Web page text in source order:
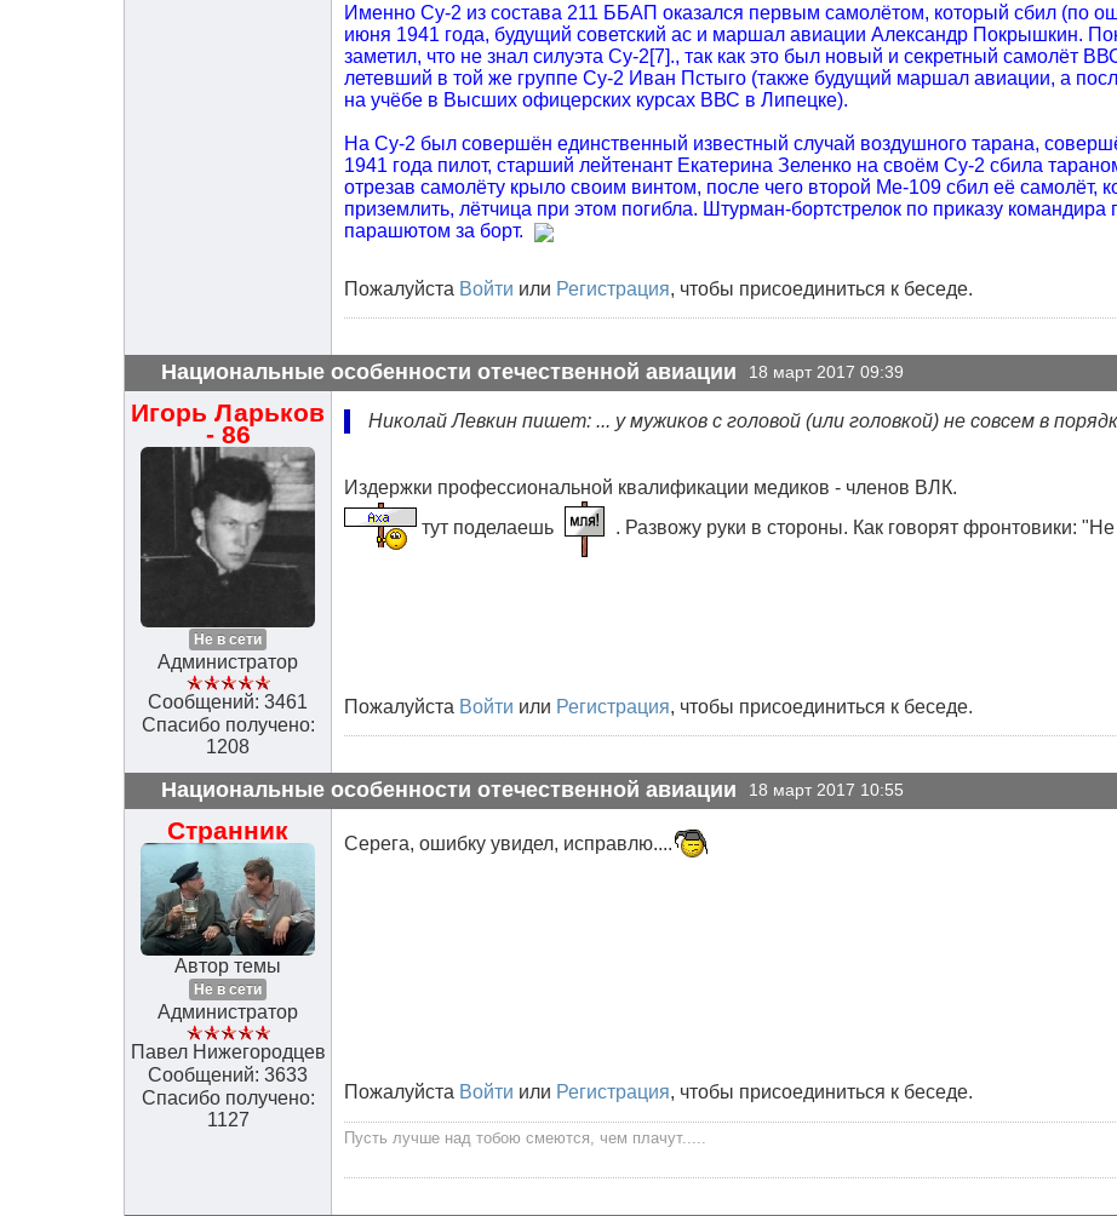
Именно Су-2 из состава 211 ББАП оказался первым самолётом, который сбил (по
июня 1941 года, будущий советский ас и маршал авиации Александр Покрышкин.
заметил, что не знал силуэта Су-2[7]., так как это был новый и секретный самолёт
летевший в той же группе Су-2 Иван Пстыго (также будущий маршал авиации, а
на учёбе в Высших офицерских курсах ВВС в Липецке).
На Су-2 был совершён единственный известный случай воздушного тарана,
1941 года пилот, старший лейтенант Екатерина Зеленко на своём Су-2 сбила
отрезав самолёту крыло своим винтом, после чего второй Me-109 сбил её самолёт,
приземлить, лётчица при этом погибла. Штурман-бортстрелок по приказу
парашютом за борт.
Пожалуйста Войти или Регистрация, чтобы присоединиться к беседе.
Национальные особенности отечественной авиации 18 март 2017 09:39
Игорь Ларьков
- 86
Не в сети
Администратор
Сообщений: 3461
Спасибо получено:
1208
Николай Левкин пишет: ... у мужиков с головой (или головкой) не совсем в
Издержки профессиональной квалификации медиков - членов ВЛК.
тут поделаешь
. Развожу руки в стороны. Как говорят фронтовики:
Пожалуйста Войти или Регистрация, чтобы присоединиться к беседе.
Национальные особенности отечественной авиации 18 март 2017 10:55
Странник
Автор темы
Не в сети
Администратор
Павел Нижегородцев
Сообщений: 3633
Спасибо получено:
1127
Серега, ошибку увидел, исправлю....
Пожалуйста Войти или Регистрация, чтобы присоединиться к беседе.
Пусть лучше над тобою смеются, чем плачут.....